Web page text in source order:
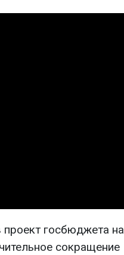
проект госбюджета на
сокращение